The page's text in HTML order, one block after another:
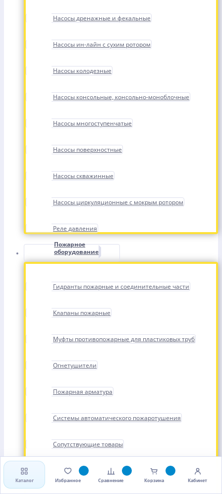
Насосы дренажные и фекальные
Насосы ин-лайн с сухим ротором
Насосы колодезные
Насосы консольные, консольно-моноблочные
Насосы многоступенчатые
Насосы поверхностные
Насосы скважинные
Насосы циркуляционные с мокрым ротором
Реле давления
Пожарное
оборудование
Гидранты пожарные и соединительные части
Клапаны пожарные
Муфты противопожарные для пластиковых труб
Огнетушители
Пожарная арматура
Системы автоматического пожаротушения
Сопутствующие товары
Стволы, рукава и головки пожарные
Каталог Избранное Сравнение Корзина Кабинет